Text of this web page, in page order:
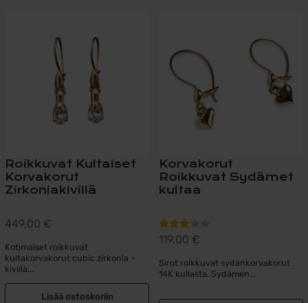
Roikkuvat Kultaiset
Korvakorut
Zirkoniakivillä
449,00 €
Kotimaiset roikkuvat
kultakorvakorut cubic zirkonia -
kivillä...
Lisää ostoskoriin
Korvakorut
Roikkuvat Sydämet
kultaa
Arvostelu
3.00/ 5
119,00 €
Sirot roikkuvat sydänkorvakorut
14K kullasta. Sydämen...